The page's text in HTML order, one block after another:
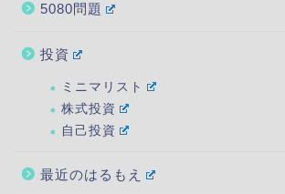
5080問題
投資
ミニマリスト
株式投資
自己投資
最近のはるもえ